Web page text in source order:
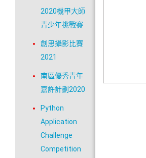
2020機甲大師
青少年挑戰賽
創思攝影比賽
2021
南區優秀青年
嘉許計劃2020
Python
Application
Challenge
Competition